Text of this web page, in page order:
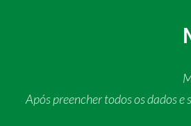
Após preencher todos os dados